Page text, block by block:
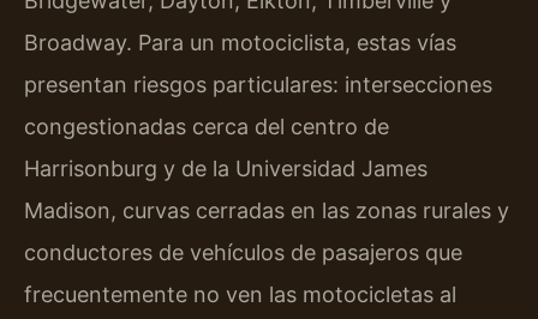
Broadway. Para un motociclista, estas vías
presentan riesgos particulares: intersecciones
congestionadas cerca del centro de
Harrisonburg y de la Universidad James
Madison, curvas cerradas en las zonas rurales y
conductores de vehículos de pasajeros que
frecuentemente no ven las motocicletas al